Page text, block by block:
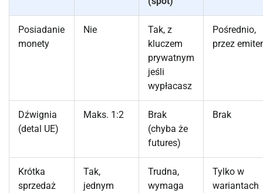
Posiadanie
monety
Nie
Tak, z
kluczem
prywatnym
jeśli
wypłacasz
Pośrednio,
przez
Dźwignia
(detal UE)
Maks. 1:2
Brak
(chyba że
futures)
Brak
Krótka
sprzedaż
Tak,
jednym
Trudna,
wymaga
Tylko w
wariantach